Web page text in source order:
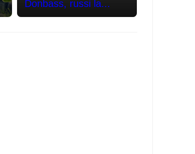
Donbass, russi la...